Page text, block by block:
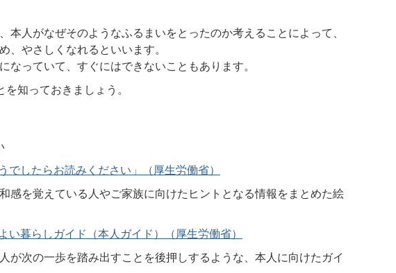
本人がなぜそのようなふるまいをとったのか考えることによって、
、やさしくなれるといいます。
なっていて、すぐにはできないこともあります。
知っておきましょう。
でしたらお読みください」（厚生労働省）
感を覚えている人やご家族に向けたヒントとなる情報をまとめた絵
い暮らしガイド（本人ガイド）（厚生労働省）
が次の一歩を踏み出すことを後押しするような、本人に向けたガイ